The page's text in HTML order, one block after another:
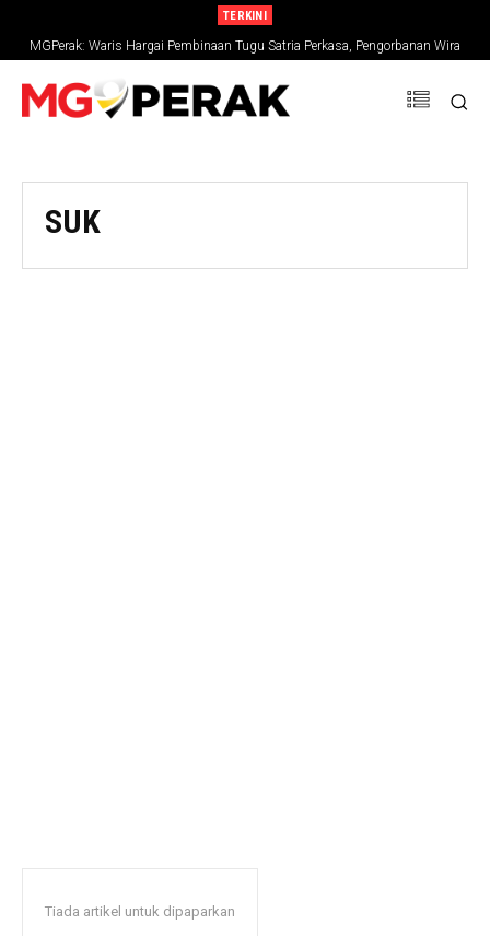
TERKINI
MGPerak: Waris Hargai Pembinaan Tugu Satria Perkasa, Pengorbanan Wira
Negara Terus Dikenang
SUK
Tiada artikel untuk dipaparkan